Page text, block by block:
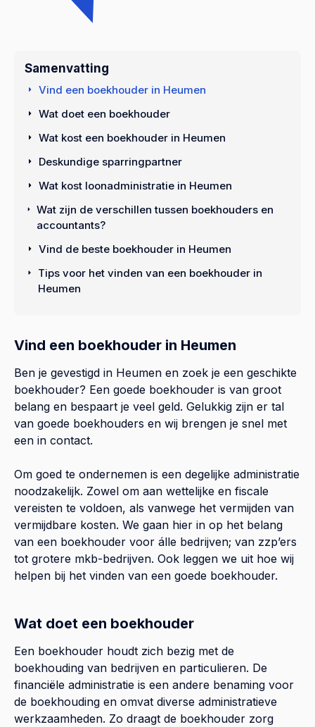
Vind een boekhouder in Heumen
Ben je gevestigd in Heumen en zoek je een geschikte
boekhouder? Een goede boekhouder is van groot
belang en bespaart je veel geld. Gelukkig zijn er tal
van goede boekhouders en wij brengen je snel met
een in contact.
Om goed te ondernemen is een degelijke administratie
noodzakelijk. Zowel om aan wettelijke en fiscale
vereisten te voldoen, als vanwege het vermijden van
vermijdbare kosten. We gaan hier in op het belang
van een boekhouder voor álle bedrijven; van zzp’ers
tot grotere mkb-bedrijven. Ook leggen we uit hoe wij
helpen bij het vinden van een goede boekhouder.
Wat doet een boekhouder
Een boekhouder houdt zich bezig met de
boekhouding van bedrijven en particulieren. De
financiële administratie is een andere benaming voor
de boekhouding en omvat diverse administratieve
werkzaamheden. Zo draagt de boekhouder zorg
Samenvatting
Vind een boekhouder in Heumen
Wat doet een boekhouder
Wat kost een boekhouder in Heumen
Deskundige sparringpartner
Wat kost loonadministratie in Heumen
Wat zijn de verschillen tussen boekhouders en
accountants?
Vind de beste boekhouder in Heumen
Tips voor het vinden van een boekhouder in
Heumen